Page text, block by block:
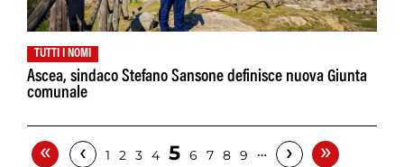
TUTTI I NOMI
Ascea, sindaco Stefano Sansone definisce nuova Giunta
comunale
« ‹ 1 2 3 4 5 6 7 8 9 … › »